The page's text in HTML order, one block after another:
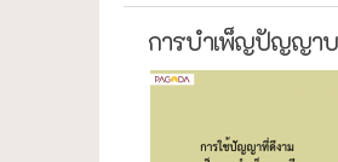
การบำเพ็ญปัญญา